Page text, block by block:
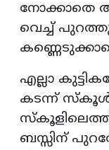
നോക്കാതെ
വെച്ച്
എല്ലാ
കടന്ന്
സ്കൂളിലെത്തി.
ബസ്സിന്‌